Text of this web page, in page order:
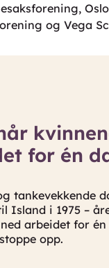
Oslo
og Vega
for én
tankevekkende
Island i 1975 –
arbeidet for
opp.